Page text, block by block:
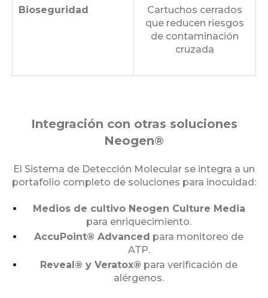
Bioseguridad
Cartuchos cerrados
que reducen riesgos
de contaminación
cruzada
Integración con otras soluciones
Neogen®
El Sistema de Detección Molecular se integra a un
portafolio completo de soluciones para inocuidad:
Medios de cultivo Neogen Culture Media
para enriquecimiento.
AccuPoint® Advanced para monitoreo de
ATP.
Reveal® y Veratox® para verificación de
alérgenos.